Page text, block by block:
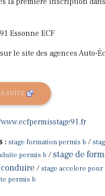
Essonne ECF
le site des agences Auto-
SUITE
: stage formation permis b /
permis b /stage de
/stage accelere pour
permis b